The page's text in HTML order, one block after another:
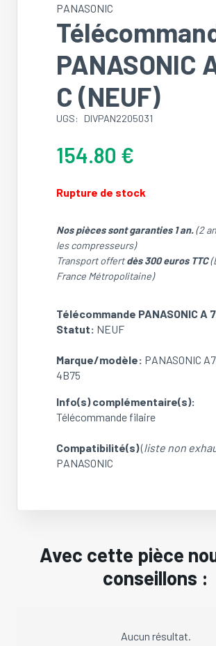
PANASONIC
PANASONIC
C (NEUF)
UGS: DIVPAN2205031
154.80 €
Rupture de stock
Nos pièces sont garanties 1 an.(2
les compresseurs)
Transport offertdès 300 euros TTC
France Métropolitaine)
Télécommande PANASONIC A
Statut: NEUF
Marque/modèle: PANASONIC
4B75
Info(s) complémentaire(s):
Télécommande filaire
Compatibilité(s)(liste non
PANASONIC
Avec cette pièce
conseillons :
Aucun résultat.